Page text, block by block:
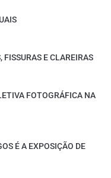
E CLAREIRAS
FOTOGRÁFICA NA
É A EXPOSIÇÃO DE